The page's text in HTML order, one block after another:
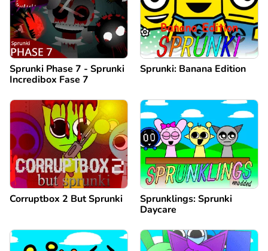
Sprunki Phase 7 - Sprunki
Incredibox Fase 7
Sprunki: Banana Edition
Corruptbox 2 But Sprunki
Sprunklings: Sprunki
Daycare